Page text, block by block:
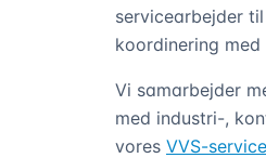
servicearbejder
koordinering
Vi samarbejder
med industri-,
vores VVS-